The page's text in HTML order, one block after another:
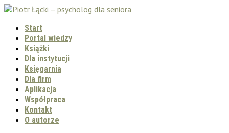
Start
Portal wiedzy
Książki
Dla instytucji
Księgarnia
Dla firm
Aplikacja
Współpraca
Kontakt
O autorze